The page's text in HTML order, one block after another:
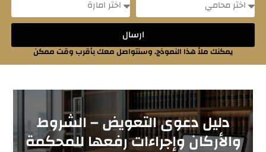
ارسال
يمكنك ملأ هذا النموذج. وسنتواصل معك بأقرب وقت ممكن
دليل دعوى التعويض – الشروط
والأركان وإجراءات رفعها للمحكمة